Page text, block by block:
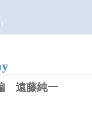
遠藤純一